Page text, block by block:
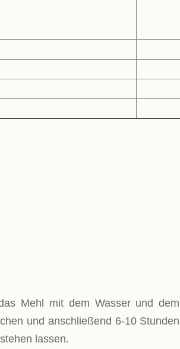
Mehl mit dem Wasser und dem
und anschließend 6-10 Stunden
lassen.